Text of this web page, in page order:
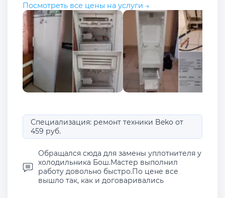
Посмотреть все цены на услуги →
Специализация: ремонт техники Beko от
459 руб.
Обращался сюда для замены уплотнителя у
холодильника Бош.Мастер выполнил
работу довольно быстро.По цене все
вышло так, как и договаривались